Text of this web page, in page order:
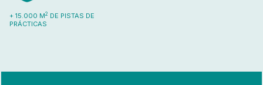
+ 15.000 M2 DE PISTAS DE
PRÁCTICAS